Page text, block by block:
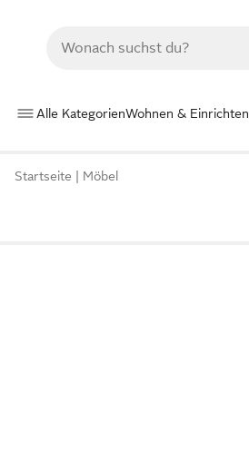
Alle KategorienWohnen & Einrichten
Startseite Möbel